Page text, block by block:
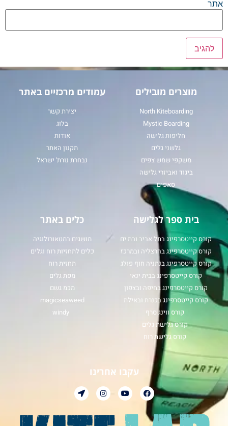
אתר
מוצרים מובילים
North Kiteboarding
Mystic Boarding
חליפות גלישה
גלשני גלים
משקפי שמש צפים
ביגוד ואביזרי גלישה
סאפים
עמודים מרכזיים באתר
יצירת קשר
בלוג
אודות
תקנון האתר
נבחרת נורת' ישראל
בית ספר לגלישה
קורס קייטסרפינג בתל אביב ובת ים
קורס קייטסרפינג בהרצליה ובמרכז
קורס קייטסרפינג בנתניה חוף פולג
קורס קייטסרפינג בבית ינאי
קורס קייטסרפינג בחיפה ובצפון
קורס קייטסרפינג בכנרת ובאילת
קורס ווינג סרף
קורס גלישת גלים
קורס גלישת רוח
כלים באתר
מושגים במטאורולוגיה
כלים לתחזיות רוח וגלים
תחזית רוח
מפת גלים
מכמ גשם
magicseaweed
windy
עקבו אחרינו